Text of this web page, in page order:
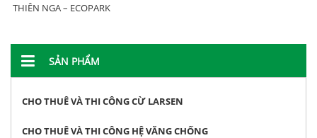
THIÊN NGA – ECOPARK
SẢN PHẨM
CHO THUÊ VÀ THI CÔNG CỪ LARSEN
CHO THUÊ VÀ THI CÔNG HỆ VĂNG CHỐNG